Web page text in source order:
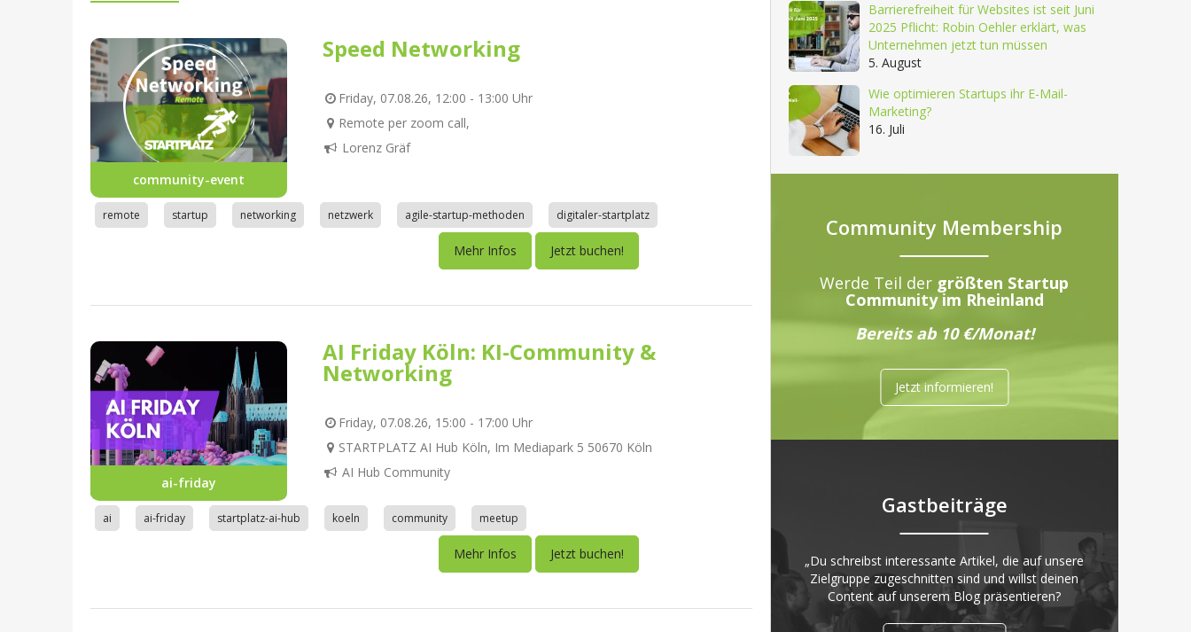
community-event
Speed Networking
Friday, 07.08.26, 12:00 - 13:00 Uhr
Remote per zoom call,
Lorenz Gräf
remote startup networking netzwerk agile-startup-methoden digitaler-startplatz
Mehr Infos Jetzt buchen!
ai-friday
AI Friday Köln: KI-Community &
Networking
Friday, 07.08.26, 15:00 - 17:00 Uhr
STARTPLATZ AI Hub Köln, Im Mediapark 5 50670 Köln
AI Hub Community
ai ai-friday startplatz-ai-hub koeln community meetup
Mehr Infos Jetzt buchen!
Barrierefreiheit für Websites ist seit Juni
2025 Pflicht: Robin Oehler erklärt, was
Unternehmen jetzt tun müssen
5. August
Wie optimieren Startups ihr E-Mail-
Marketing?
16. Juli
Community Membership
Werde Teil der größten Startup
Community im Rheinland
Bereits ab 10 €/Monat!
Jetzt informieren!
Gastbeiträge
„Du schreibst interessante Artikel, die auf unsere
Zielgruppe zugeschnitten sind und willst deinen
Content auf unserem Blog präsentieren?